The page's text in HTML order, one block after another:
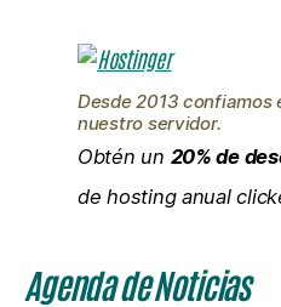
Desde 2013 confiamos
nuestro servidor.
Obtén un 20% de
de hosting anual
Agenda de Noticias